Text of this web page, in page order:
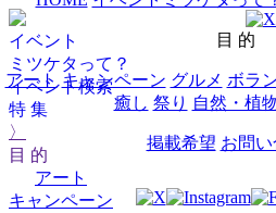
イベント
ミツケタって？
イベント検索
特 集
〉
目 的
アート
キャンペーン
目 的
アート キャンペーン グルメ ボラ
癒し 祭り 自然・植
掲載希望 お問